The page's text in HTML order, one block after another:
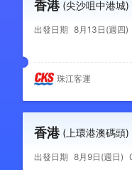
香港 (尖沙咀中港城)
出發日期 8月13日(週四)
珠江客運
香港 (上環港澳碼頭)
出發日期 8月9日(週日)